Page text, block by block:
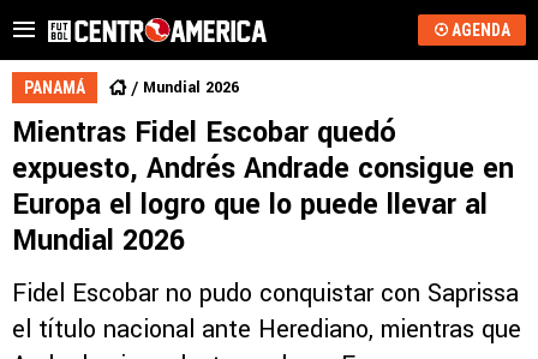
AGENDA
PANAMÁ Mundial 2026
Mientras Fidel Escobar quedó
expuesto, Andrés Andrade consigue en
Europa el logro que lo puede llevar al
Mundial 2026
Fidel Escobar no pudo conquistar con Saprissa
el título nacional ante Herediano, mientras que